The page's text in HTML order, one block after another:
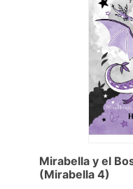
Mirabella y el
(Mirabella 4)